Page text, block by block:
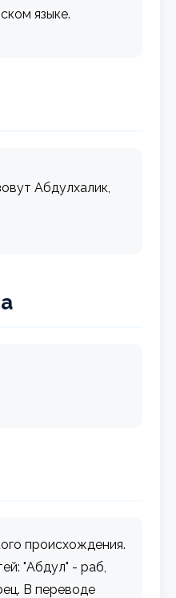
языке.
Абдулхалик,
происхождения.
"Абдул" - раб,
В переводе